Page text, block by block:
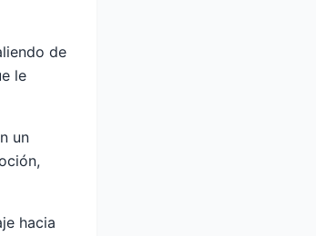
de
le
un
hacia